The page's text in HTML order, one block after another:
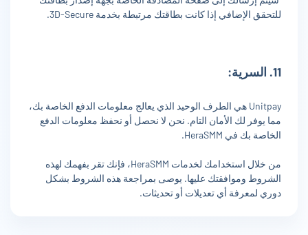
للتحقق الإضافي إذا كانت بطاقتك مرتبطة بخدمة 3D-Secure.
11. السرية:
Unitpay هي الطرف الوحيد الذي يعالج معلومات الدفع الخاصة بك،
مما يوفر لك الأمان التام. نحن لا نحصل أو نحفظ معلومات الدفع
الخاصة بك في HeraSMM.
من خلال استخدامك لخدمات HeraSMM، فإنك تقر بفهمك لهذه
الشروط وموافقتك عليها. يوصى بمراجعة هذه الشروط بشكل
دوري لمعرفة أي تعديلات أو تحديثات.